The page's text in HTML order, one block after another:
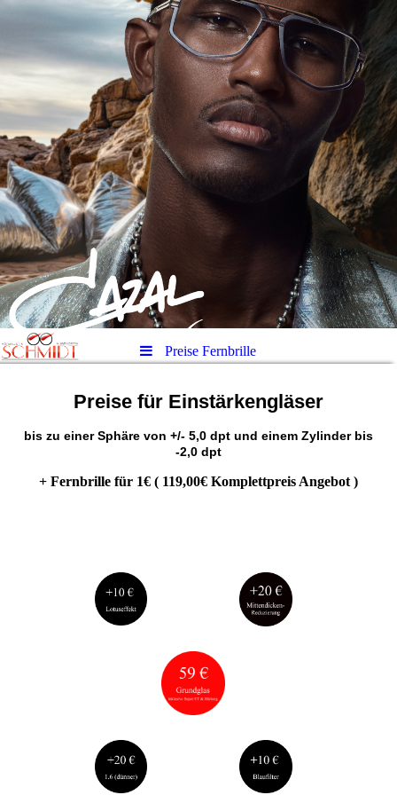
Preise Fernbrille
Preise für Einstärkengläser
bis zu einer Sphäre von +/- 5,0 dpt und einem Zylinder bis
-2,0 dpt
+ Fernbrille für 1€ ( 119,00€ Komplettpreis Angebot )